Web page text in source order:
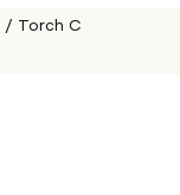
/ Torch C